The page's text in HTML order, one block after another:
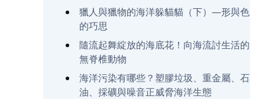
獵人與獵物的海洋躲貓貓（下）—形與色
的巧思
隨流起舞綻放的海底花！向海流討生活的
無脊椎動物
海洋污染有哪些？塑膠垃圾、重金屬、石
油、採礦與噪音正威脅海洋生態